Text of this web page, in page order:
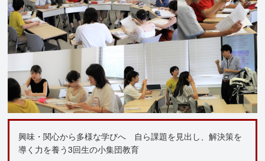
興味・関心から多様な学びへ 自ら課題を見出し、解決策を
導く力を養う3回生の小集団教育